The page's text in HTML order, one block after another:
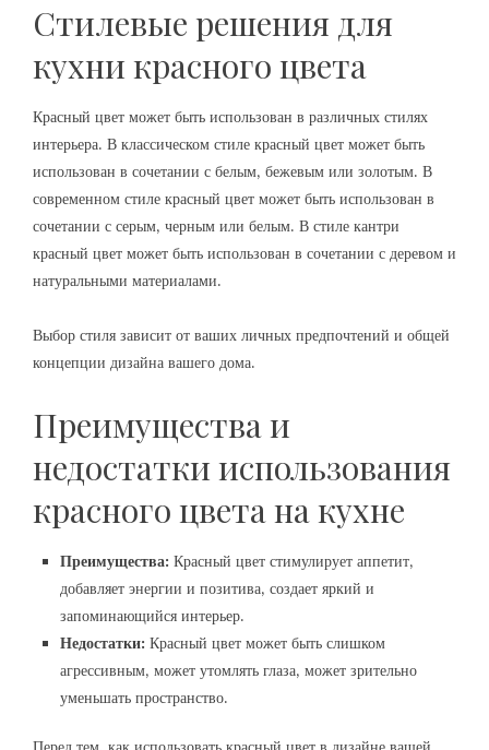
Стилевые решения для
кухни красного цвета
Красный цвет может быть использован в различных стилях
интерьера. В классическом стиле красный цвет может быть
использован в сочетании с белым‚ бежевым или золотым. В
современном стиле красный цвет может быть использован в
сочетании с серым‚ черным или белым. В стиле кантри
красный цвет может быть использован в сочетании с деревом и
натуральными материалами.
Выбор стиля зависит от ваших личных предпочтений и общей
концепции дизайна вашего дома.
Преимущества и
недостатки использования
красного цвета на кухне
Преимущества: Красный цвет стимулирует аппетит‚
добавляет энергии и позитива‚ создает яркий и
запоминающийся интерьер.
Недостатки: Красный цвет может быть слишком
агрессивным‚ может утомлять глаза‚ может зрительно
уменьшать пространство.